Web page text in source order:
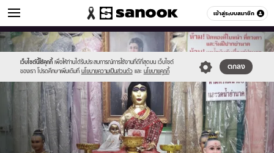
เข้าสู่ระบบสมาชิก
ดูดวง หมวดอื่นๆ
เว็บไซต์นี้ใช้คุกกี้ เพื่อให้ท่านได้รับประสบการณ์การใช้งานที่ดีที่สุดบน เว็บไซต์
ของเรา โปรดศึกษาเพิ่มเติมที่ นโยบายความเป็นส่วนตัว และ นโยบายคุกกี้
ตกลง
Sanook
//s.isanook.com/sr/0/images/logo-
new-
sanook.png
600
60
//s.isanook.com/ho/0/ud/43/215885/